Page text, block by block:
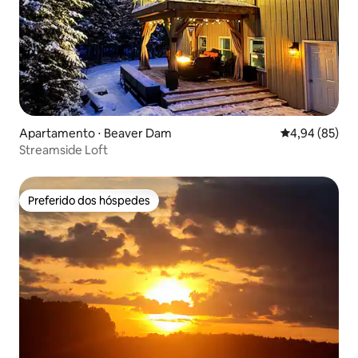
Apartamento ⋅ Beaver Dam 4,94 de uma
4,94 (85)
Streamside Loft
Preferido dos hóspedes
Preferido dos hóspedes